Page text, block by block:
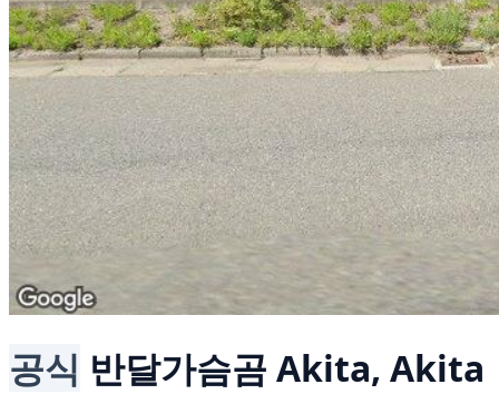
공식 반달가슴곰 Akita, Akita